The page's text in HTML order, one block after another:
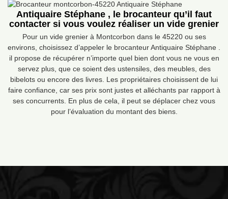
Antiquaire Stéphane , le brocanteur qu’il faut
contacter si vous voulez réaliser un vide grenier
Pour un vide grenier à Montcorbon dans le 45220 ou ses
environs, choisissez d’appeler le brocanteur Antiquaire Stéphane .
il propose de récupérer n’importe quel bien dont vous ne vous en
servez plus, que ce soient des ustensiles, des meubles, des
bibelots ou encore des livres. Les propriétaires choisissent de lui
faire confiance, car ses prix sont justes et alléchants par rapport à
ses concurrents. En plus de cela, il peut se déplacer chez vous
pour l’évaluation du montant des biens.